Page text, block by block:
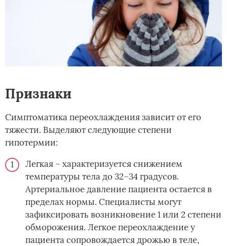
Признаки
Симптоматика переохлаждения зависит от его
тяжести. Выделяют следующие степени
гипотермии:
Легкая – характеризуется снижением
температуры тела до 32–34 градусов.
Артериальное давление пациента остается в
пределах нормы. Специалисты могут
зафиксировать возникновение 1 или 2 степени
обморожения. Легкое переохлаждение у
пациента сопровождается дрожью в теле,